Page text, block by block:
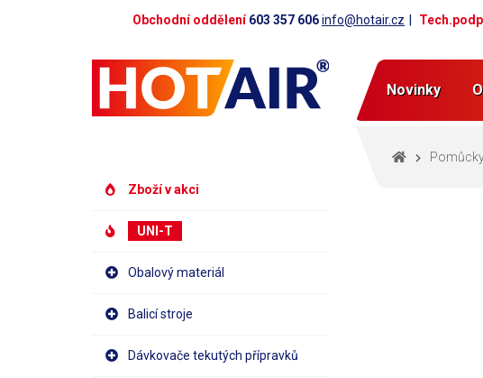
Obchodní oddělení603 357 606info@hotair.cz
Novinky
Zboží v akci
UNI-T
Obalový materiál
Balicí stroje
Dávkovače tekutých přípravků